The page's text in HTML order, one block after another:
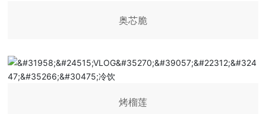
奥芯脆
烤榴莲